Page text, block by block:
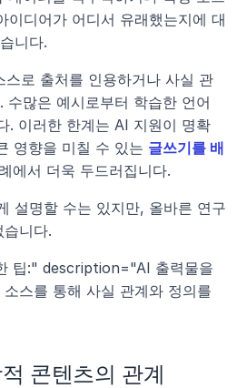
이디어가 어디서 유래했는지에 대
니다.
로 출처를 인용하거나 사실 관
수많은 예시로부터 학습한 언어
. 이러한 한계는 AI 지원이 명확
영향을 미칠 수 있는 글쓰기를 배
에서 더욱 두드러집니다.
설명할 수는 있지만, 올바른 연구
니다.
팁:" description="AI 출력물을
스를 통해 사실 관계와 정의를
콘텐츠의 관계